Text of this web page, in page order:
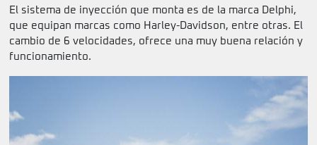
El sistema de inyección que monta es de la marca Delphi,
que equipan marcas como Harley-Davidson, entre otras. El
cambio de 6 velocidades, ofrece una muy buena relación y
funcionamiento.